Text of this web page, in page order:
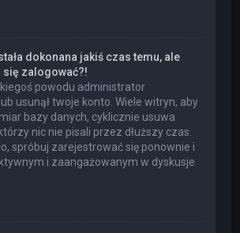
dokonana jakiś czas temu, ale
zalogować?!
powodu administrator
usunął twoje konto. Wiele witryn, aby
bazy danych, cyklicznie usuwa
nic nie pisali przez dłuższy czas.
spróbuj zarejestrować się ponownie i
i zaangażowanym w dyskusje